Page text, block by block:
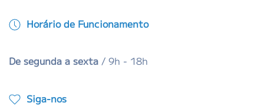
Horário de Funcionamento
De segunda a sexta / 9h - 18h
Siga-nos